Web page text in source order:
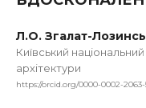
Л.О. Згалат-
Київський
архітектури
https://orcid.org/0000-0002-2063-